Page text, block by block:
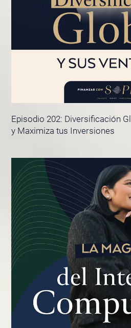
Episodio 202: Diversificación
y Maximiza tus Inversiones